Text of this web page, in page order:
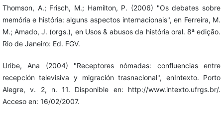
Thomson, A.; Frisch, M.; Hamilton, P. (2006) "Os debates sobre
memória e história: alguns aspectos internacionais", en Ferreira, M.
M.; Amado, J. (orgs.), en Usos & abusos da história oral. 8ª edição.
Rio de Janeiro: Ed. FGV.
Uribe, Ana (2004) "Receptores nómadas: confluencias entre
recepción televisiva y migración trasnacional", enIntexto. Porto
Alegre, v. 2, n. 11. Disponible en: http://www.intexto.ufrgs.br/.
Acceso en: 16/02/2007.